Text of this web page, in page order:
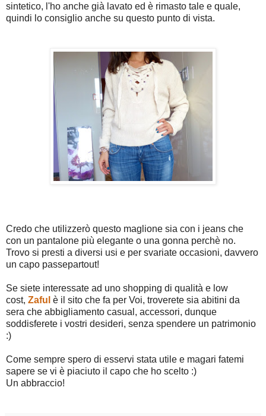
sintetico, l'ho anche già lavato ed è rimasto tale e quale,
quindi lo consiglio anche su questo punto di vista.
Credo che utilizzerò questo maglione sia con i jeans che
con un pantalone più elegante o una gonna perchè no.
Trovo si presti a diversi usi e per svariate occasioni, davvero
un capo passepartout!
Se siete interessate ad uno shopping di qualità e low
cost, Zaful è il sito che fa per Voi, troverete sia abitini da
sera che abbigliamento casual, accessori, dunque
soddisferete i vostri desideri, senza spendere un patrimonio
:)
Come sempre spero di esservi stata utile e magari fatemi
sapere se vi è piaciuto il capo che ho scelto :)
Un abbraccio!